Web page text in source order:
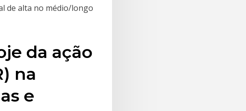
de alta no médio/longo
da ação
na
e